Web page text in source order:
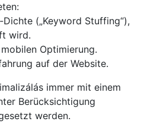
(„Keyword Stuffing“),
wird.
Optimierung.
auf der Website.
immer mit einem
Berücksichtigung
werden.